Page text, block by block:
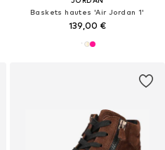
Baskets hautes 'Air Jordan 1'
139,00 €